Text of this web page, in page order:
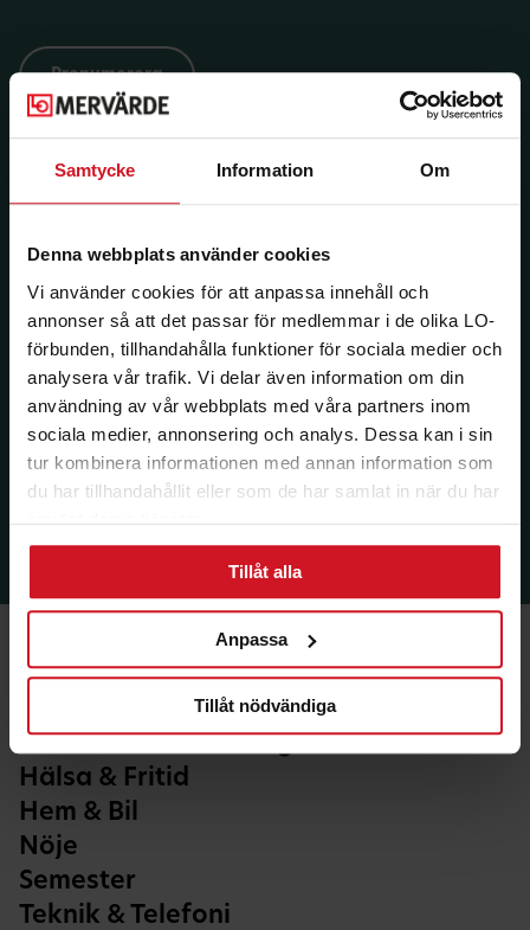
Samtycke Information Om
Denna webbplats använder cookies
Vi använder cookies för att anpassa innehåll och
annonser så att det passar för medlemmar i de olika LO-
förbunden, tillhandahålla funktioner för sociala medier och
analysera vår trafik. Vi delar även information om din
användning av vår webbplats med våra partners inom
sociala medier, annonsering och analys. Dessa kan i sin
tur kombinera informationen med annan information som
du har tillhandahållit eller som de har samlat in när du har
använt deras tjänster.
Tillåt alla
Anpassa
Tillåt nödvändiga
Ekonomi & Försäkring
Hälsa & Fritid
Hem & Bil
Nöje
Semester
Teknik & Telefoni